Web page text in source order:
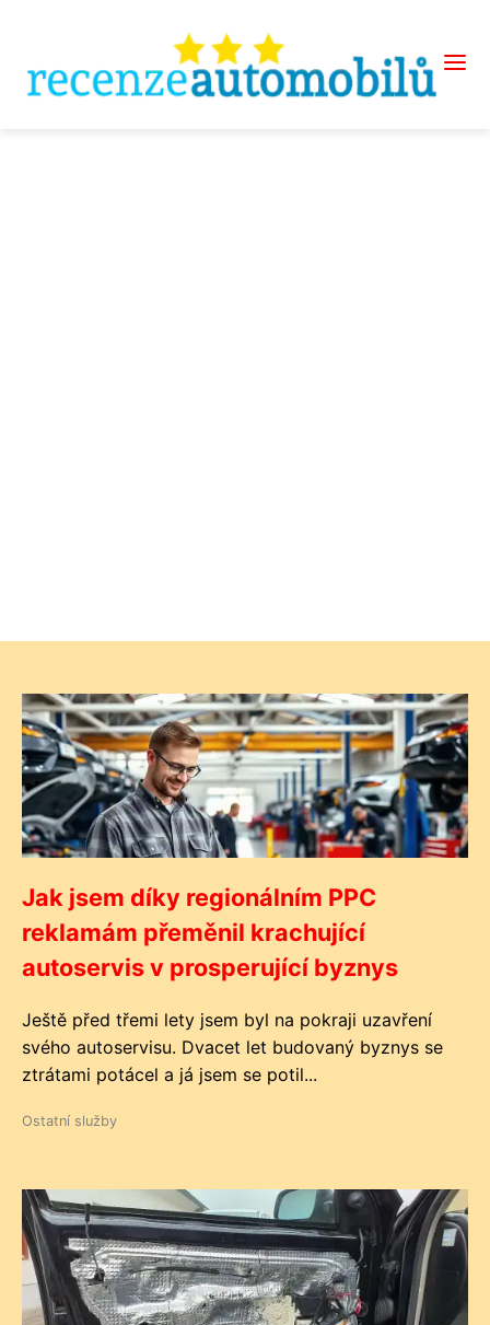
Jak jsem díky regionálním PPC
reklamám přeměnil krachující
autoservis v prosperující byznys
Ještě před třemi lety jsem byl na pokraji uzavření
svého autoservisu. Dvacet let budovaný byznys se
ztrátami potácel a já jsem se potil...
Ostatní služby